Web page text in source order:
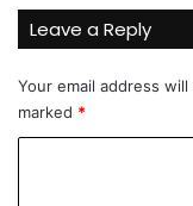
v
e
m
i
š
e
r
Leave a Reply
Your email address
marked *